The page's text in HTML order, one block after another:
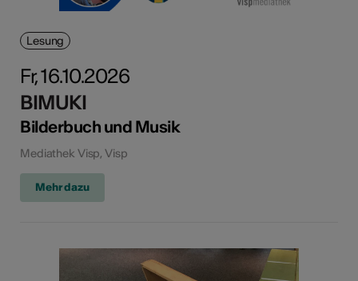
Lesung
Fr, 16.10.2026
BIMUKI
Bilderbuch und Musik
Mediathek Visp, Visp
Mehr dazu